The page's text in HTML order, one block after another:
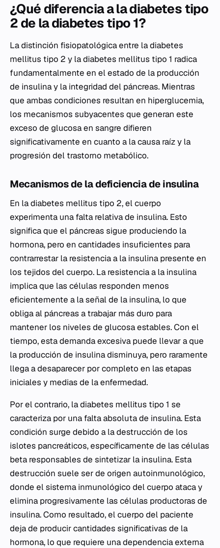
¿Qué diferencia a la diabetes tipo
2 de la diabetes tipo 1?
La distinción fisiopatológica entre la diabetes
mellitus tipo 2 y la diabetes mellitus tipo 1 radica
fundamentalmente en el estado de la producción
de insulina y la integridad del páncreas. Mientras
que ambas condiciones resultan en hiperglucemia,
los mecanismos subyacentes que generan este
exceso de glucosa en sangre difieren
significativamente en cuanto a la causa raíz y la
progresión del trastorno metabólico.
Mecanismos de la deficiencia de insulina
En la diabetes mellitus tipo 2, el cuerpo
experimenta una falta relativa de insulina. Esto
significa que el páncreas sigue produciendo la
hormona, pero en cantidades insuficientes para
contrarrestar la resistencia a la insulina presente en
los tejidos del cuerpo. La resistencia a la insulina
implica que las células responden menos
eficientemente a la señal de la insulina, lo que
obliga al páncreas a trabajar más duro para
mantener los niveles de glucosa estables. Con el
tiempo, esta demanda excesiva puede llevar a que
la producción de insulina disminuya, pero raramente
llega a desaparecer por completo en las etapas
iniciales y medias de la enfermedad.
Por el contrario, la diabetes mellitus tipo 1 se
caracteriza por una falta absoluta de insulina. Esta
condición surge debido a la destrucción de los
islotes pancreáticos, específicamente de las células
beta responsables de sintetizar la insulina. Esta
destrucción suele ser de origen autoinmunológico,
donde el sistema inmunológico del cuerpo ataca y
elimina progresivamente las células productoras de
insulina. Como resultado, el cuerpo del paciente
deja de producir cantidades significativas de la
hormona, lo que requiere una dependencia externa